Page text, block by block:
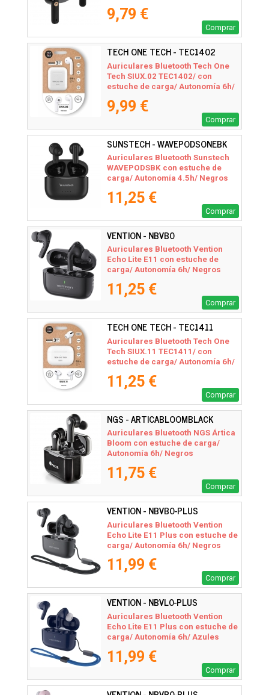
9,79 €
Comprar
TECH ONE TECH - TEC1402
Auriculares Bluetooth Tech One
Tech SIUX.02 TEC1402/ con
estuche de carga/ Autonomía 6h/
9,99 €
Comprar
SUNSTECH - WAVEPODSONEBK
Auriculares Bluetooth Sunstech
WAVEPODSBK con estuche de
carga/ Autonomía 4.5h/ Negros
11,25 €
Comprar
VENTION - NBVB0
Auriculares Bluetooth Vention
Echo Lite E11 con estuche de
carga/ Autonomía 6h/ Negros
11,25 €
Comprar
TECH ONE TECH - TEC1411
Auriculares Bluetooth Tech One
Tech SIUX.11 TEC1411/ con
estuche de carga/ Autonomía 6h/
11,25 €
Comprar
NGS - ARTICABLOOMBLACK
Auriculares Bluetooth NGS Ártica
Bloom con estuche de carga/
Autonomía 6h/ Negros
11,75 €
Comprar
VENTION - NBVB0-PLUS
Auriculares Bluetooth Vention
Echo Lite E11 Plus con estuche de
carga/ Autonomía 6h/ Negros
11,99 €
Comprar
VENTION - NBVL0-PLUS
Auriculares Bluetooth Vention
Echo Lite E11 Plus con estuche de
carga/ Autonomía 6h/ Azules
11,99 €
Comprar